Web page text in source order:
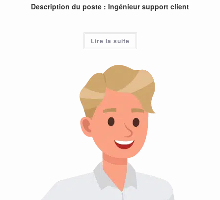
Description du poste : Ingénieur support client
Lire la suite